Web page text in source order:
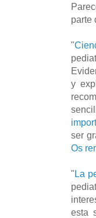
parte
"
y
ser
Os
"La
esta